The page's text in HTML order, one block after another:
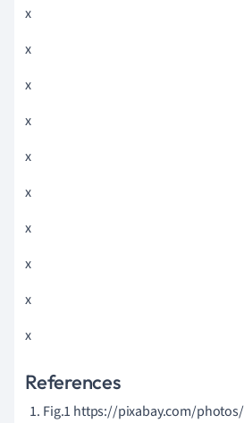
x
x
x
x
x
x
x
x
x
x
References
Fig.1 https://pixabay.com/